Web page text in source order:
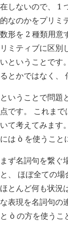
在しないので、 1
的なのかをプリミ
数形を 2 種類用意
リミティブに区別
いということです
るとかではなく、
ということで問題
点です。 これま
いて考えてみます
には ò を使うこと
まず名詞句を繋ぐ
と、 ほぼ全ての場
ほとんど何も状況
な表現を名詞句の
と ò の方を使うこ